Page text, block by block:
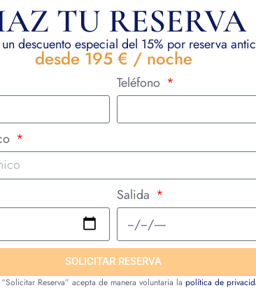
TU RESERVA
descuento especial del 15% por reserva
desde 195 € / noche
Teléfono
Salida
SOLICITAR RESERVA
Reserva” acepta de manera voluntaria la política de